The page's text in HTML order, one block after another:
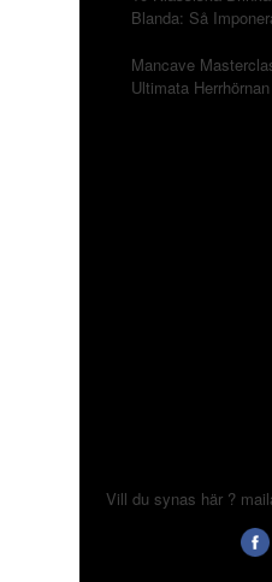
Blanda: Så
Mancave
Ultimata Herrhörnan
Vill du synas här ?